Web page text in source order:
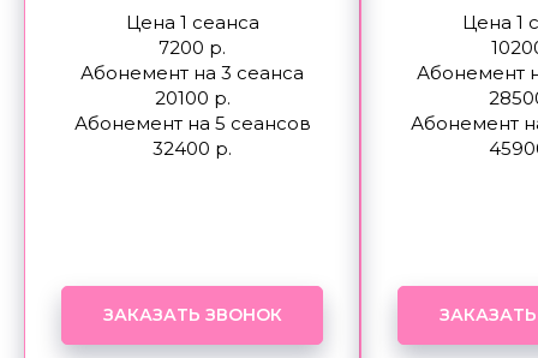
Цена 1 сеанса
7200 р.
Абонемент на 3 сеанса
20100 р.
Абонемент на 5 сеансов
32400 р.
ЗАКАЗАТЬ ЗВОНОК
Цена 1
Абонемент
Абонемент